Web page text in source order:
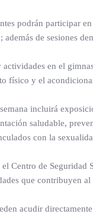
podrán participar
de sesiones
en el
físico y el
incluirá
saludable,
con la
Centro de
que contribuyen
acudir